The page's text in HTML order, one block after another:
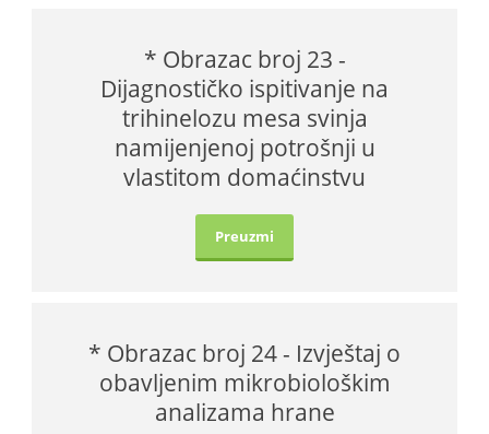
* Obrazac broj 23 -
Dijagnostičko ispitivanje na
trihinelozu mesa svinja
namijenjenoj potrošnji u
vlastitom domaćinstvu
Preuzmi
* Obrazac broj 24 - Izvještaj o
obavljenim mikrobiološkim
analizama hrane